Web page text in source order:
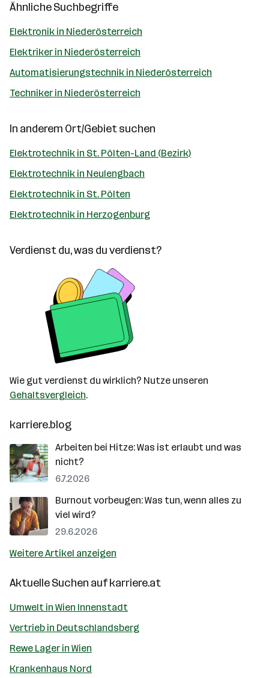
Ähnliche Suchbegriffe
Elektronik in Niederösterreich
Elektriker in Niederösterreich
Automatisierungstechnik in Niederösterreich
Techniker in Niederösterreich
In anderem Ort/Gebiet suchen
Elektrotechnik in St. Pölten-Land (Bezirk)
Elektrotechnik in Neulengbach
Elektrotechnik in St. Pölten
Elektrotechnik in Herzogenburg
Verdienst du, was du verdienst?
Wie gut verdienst du wirklich? Nutze unseren
Gehaltsvergleich.
karriere.blog
Arbeiten bei Hitze: Was ist erlaubt und was
nicht?
6.7.2026
Burnout vorbeugen: Was tun, wenn alles zu
viel wird?
29.6.2026
Weitere Artikel anzeigen
Aktuelle Suchen aufkarriere.at
Umwelt in Wien Innenstadt
Vertrieb in Deutschlandsberg
Rewe Lager in Wien
Krankenhaus Nord